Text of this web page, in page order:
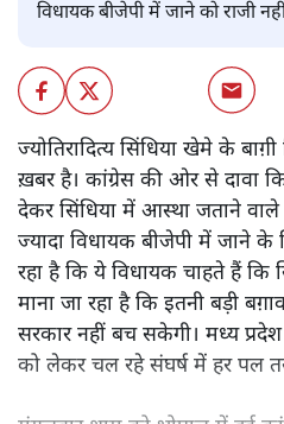
विधायक बीजेपी में जाने को राजी
ज्योतिरादित्य सिंधिया खेमे के
ख़बर है। कांग्रेस की ओर से दावा
देकर सिंधिया में आस्था जताने
ज्यादा विधायक बीजेपी में जाने के
रहा है कि ये विधायक चाहते हैं कि
माना जा रहा है कि इतनी बड़ी
सरकार नहीं बच सकेगी। मध्य
को लेकर चल रहे संघर्ष में हर पल